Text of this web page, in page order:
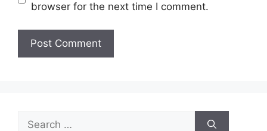
browser for the next time I comment.